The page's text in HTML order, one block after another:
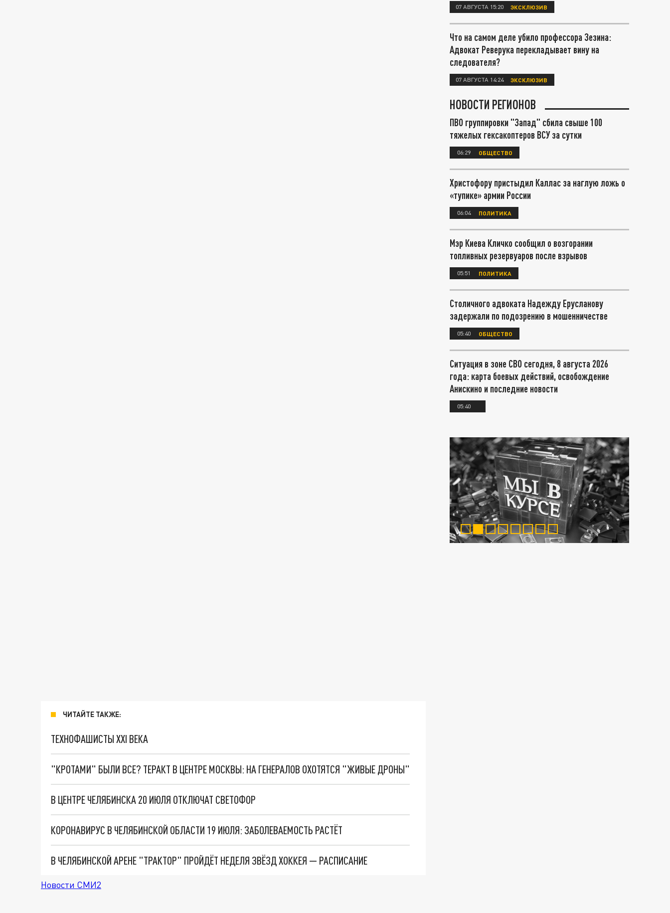
ЧИТАЙТЕ ТАКЖЕ:
ТЕХНОФАШИСТЫ XXI ВЕКА
"КРОТАМИ" БЫЛИ ВСЕ? ТЕРАКТ В ЦЕНТРЕ МОСКВЫ: НА ГЕНЕРАЛОВ ОХОТЯТСЯ "ЖИВЫЕ ДРОНЫ"
В ЦЕНТРЕ ЧЕЛЯБИНСКА 20 ИЮЛЯ ОТКЛЮЧАТ СВЕТОФОР
КОРОНАВИРУС В ЧЕЛЯБИНСКОЙ ОБЛАСТИ 19 ИЮЛЯ: ЗАБОЛЕВАЕМОСТЬ РАСТЁТ
В ЧЕЛЯБИНСКОЙ АРЕНЕ "ТРАКТОР" ПРОЙДЁТ НЕДЕЛЯ ЗВЁЗД ХОККЕЯ — РАСПИСАНИЕ
Новости СМИ2
07 АВГУСТА 15:20 ЭКСКЛЮЗИВ
Что на самом деле убило профессора Зезина:
Адвокат Реверука перекладывает вину на
следователя?
07 АВГУСТА 14:24 ЭКСКЛЮЗИВ
НОВОСТИ РЕГИОНОВ
ПВО группировки "Запад" сбила свыше 100
тяжелых гексакоптеров ВСУ за сутки
06:29 ОБЩЕСТВО
Христофору пристыдил Каллас за наглую ложь о
«тупике» армии России
06:04 ПОЛИТИКА
Мэр Киева Кличко сообщил о возгорании
топливных резервуаров после взрывов
05:51 ПОЛИТИКА
Столичного адвоката Надежду Ерусланову
задержали по подозрению в мошенничестве
05:40 ОБЩЕСТВО
Ситуация в зоне СВО сегодня, 8 августа 2026
года: карта боевых действий, освобождение
Анискино и последние новости
05:40